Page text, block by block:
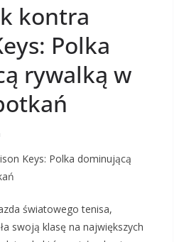
kontra
Polka
rywalką w
Keys: Polka dominującą
światowego tenisa,
swoją klasę na największych